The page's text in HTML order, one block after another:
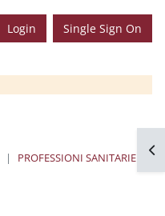
Login Single Sign On
PROFESSIONI SANITARIE